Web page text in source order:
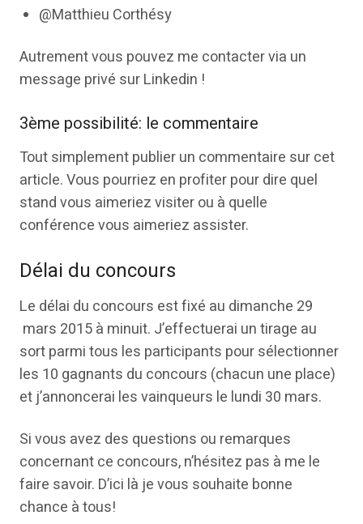
@Matthieu Corthésy
Autrement vous pouvez me contacter via un
message privé sur Linkedin !
3ème possibilité: le commentaire
Tout simplement publier un commentaire sur cet
article. Vous pourriez en profiter pour dire quel
stand vous aimeriez visiter ou à quelle
conférence vous aimeriez assister.
Délai du concours
Le délai du concours est fixé au dimanche 29
mars 2015 à minuit. J’effectuerai un tirage au
sort parmi tous les participants pour sélectionner
les 10 gagnants du concours (chacun une place)
et j’annoncerai les vainqueurs le lundi 30 mars.
Si vous avez des questions ou remarques
concernant ce concours, n’hésitez pas à me le
faire savoir. D’ici là je vous souhaite bonne
chance à tous!